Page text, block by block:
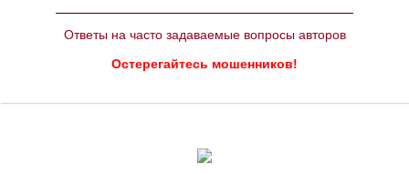
Ответы на часто задаваемые вопросы авторов
Остерегайтесь мошенников!